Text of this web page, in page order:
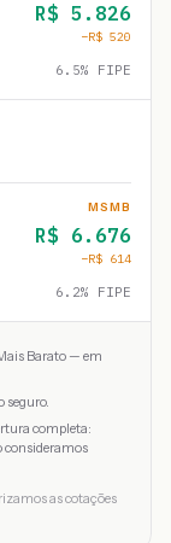
R$ 5.826
−R$ 520
6.5% FIPE
MSMB
R$ 6.676
−R$ 614
6.2% FIPE
Barato — em
seguro.
completa:
consideramos
as cotações